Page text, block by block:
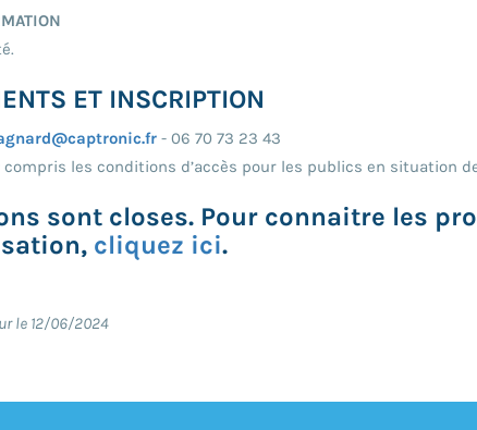
ET INSCRIPTION
- 06 70 73 23 43
les conditions d’accès pour les publics en situation
sont closes. Pour connaitre les
cliquez ici.
le 12/06/2024